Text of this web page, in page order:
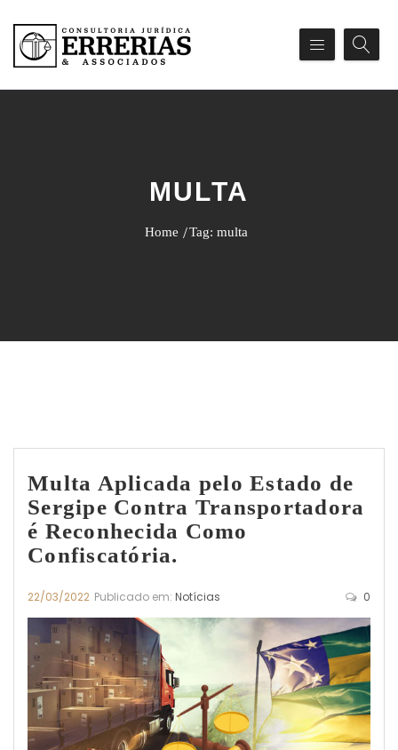
MULTA
Home Tag: multa
Multa Aplicada pelo Estado de
Sergipe Contra Transportadora
é Reconhecida Como
Confiscatória.
22/03/2022 Publicado em: Notícias 0